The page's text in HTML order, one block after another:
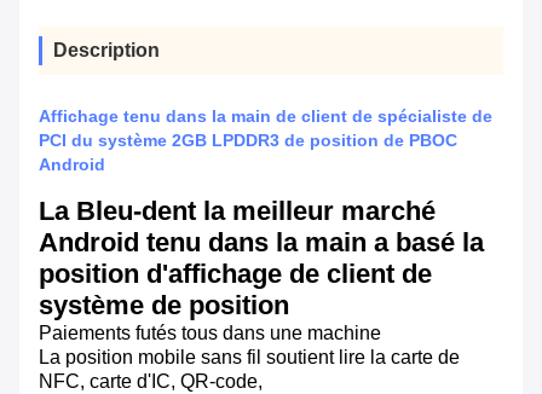
Description
Affichage tenu dans la main de client de spécialiste de
PCI du système 2GB LPDDR3 de position de PBOC
Android
La Bleu-dent la meilleur marché
Android tenu dans la main a basé la
position d'affichage de client de
système de position
Paiements futés tous dans une machine
La position mobile sans fil soutient lire la carte de
NFC, carte d'IC, QR-code,